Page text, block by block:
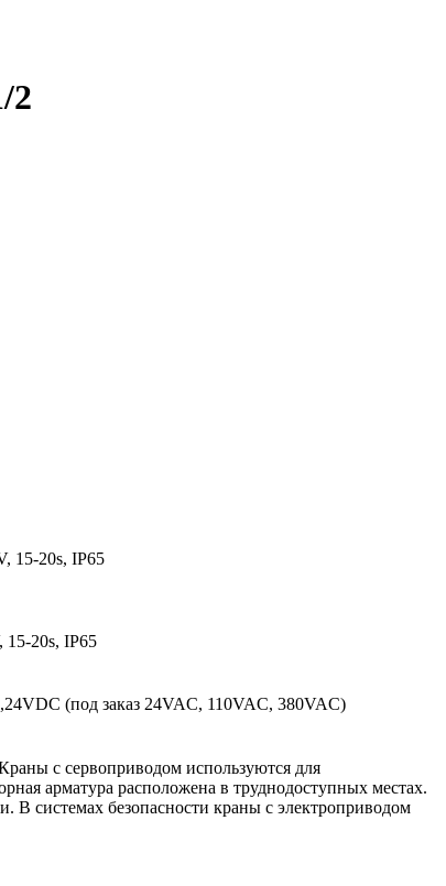
2
15-20s, IP65
20s, IP65
(под заказ 24VAC, 110VAC, 380VAC)
с сервоприводом используются для
арматура расположена в труднодоступных местах.
В системах безопасности краны с электроприводом